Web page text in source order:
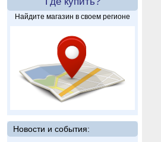
Найдите магазин в своем регионе
Новости и события: